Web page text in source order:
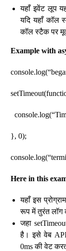
यहाँ इवेंट लूप
यदि यहाँ कॉल
कॉल स्टैक पर
Example with
}, 0);
Here in this
यहाँ इस
रूप में तुरंत लॉग
जहा
है। इसे वेब API
0ms की वेट